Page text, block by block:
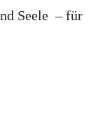
Seele – für